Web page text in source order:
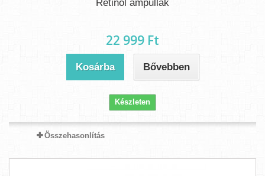
Retinol ampullák
22 999 Ft‎
Kosárba Bővebben
Készleten
Összehasonlítás